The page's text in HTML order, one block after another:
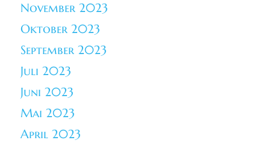
November 2023
Oktober 2023
September 2023
Juli 2023
Juni 2023
Mai 2023
April 2023